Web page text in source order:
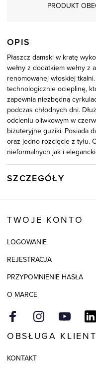
PRODUKT
OPIS
Płaszcz damski w kratę
wełny z dodatkiem wełny z
renomowanej włoskiej
technologicznie ocieplinę,
zapewnia niezbędną
podczas chłodnych dni.
odcieniu oliwkowym w
biżuteryjne guziki. Posiada
oraz jedno rozcięcie z tyłu.
nieformalnych jak i
SZCZEGÓŁY
Skład tkaniny
TWOJE KONTO
LOGOWANIE
REJESTRACJA
PRZYPOMNIENIE HASŁA
O MARCE
OBSŁUGA
KONTAKT